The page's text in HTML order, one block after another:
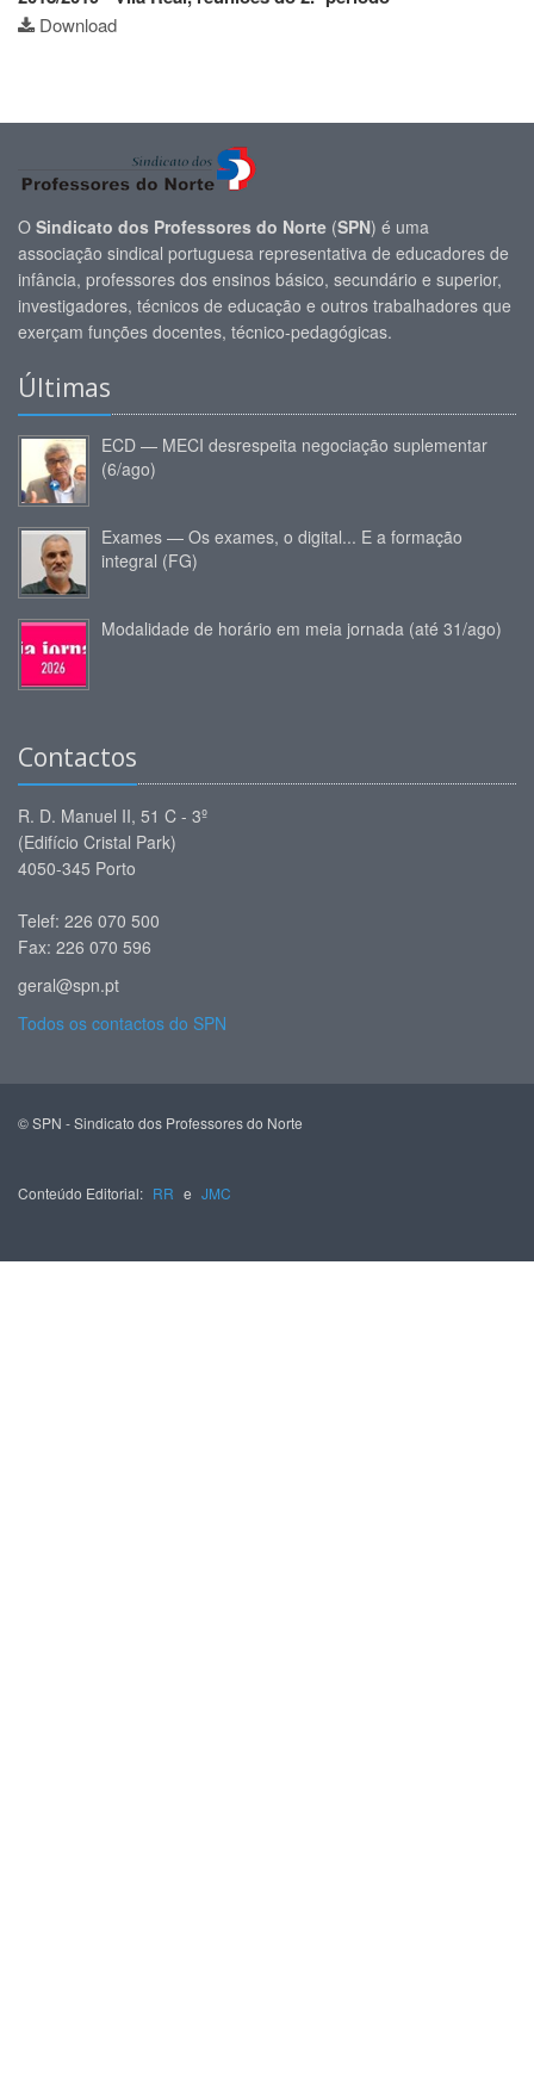
Download
O Sindicato dos Professores do Norte (SPN) é uma
associação sindical portuguesa representativa de educadores de
infância, professores dos ensinos básico, secundário e superior,
investigadores, técnicos de educação e outros trabalhadores que
exerçam funções docentes, técnico-pedagógicas.
Últimas
ECD — MECI desrespeita negociação suplementar
(6/ago)
Exames — Os exames, o digital... E a formação
integral (FG)
Modalidade de horário em meia jornada (até 31/ago)
Contactos
R. D. Manuel II, 51 C - 3º
(Edifício Cristal Park)
4050-345 Porto
Telef: 226 070 500
Fax: 226 070 596
geral@spn.pt
Todos os contactos do SPN
© SPN - Sindicato dos Professores do Norte
Conteúdo Editorial: RR e JMC